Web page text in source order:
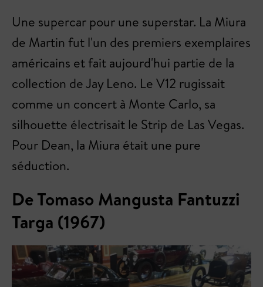
Une supercar pour une superstar. La Miura
de Martin fut l'un des premiers exemplaires
américains et fait aujourd'hui partie de la
collection de Jay Leno. Le V12 rugissait
comme un concert à Monte Carlo, sa
silhouette électrisait le Strip de Las Vegas.
Pour Dean, la Miura était une pure
séduction.
De Tomaso Mangusta Fantuzzi
Targa (1967)